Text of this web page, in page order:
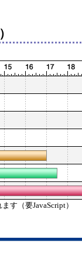
す（要JavaScript）